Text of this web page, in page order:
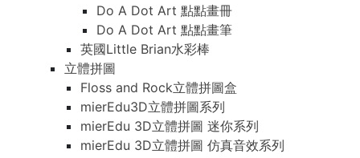
Do A Dot Art 點點畫冊
Do A Dot Art 點點畫筆
英國Little Brian水彩棒
立體拼圖
Floss and Rock立體拼圖盒
mierEdu3D立體拼圖系列
mierEdu 3D立體拼圖 迷你系列
mierEdu 3D立體拼圖 仿真音效系列